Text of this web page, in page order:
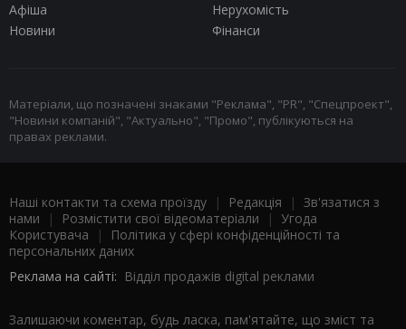
Афіша
Нерухомість
Новини
Фінанси
Матеріали, що позначені знаками "Реклама", "PR", "Спецпроект",
"Новини компаній", "Актуально", "Промо", публікуються на
правах реклами.
Наші контакти та схема проїзду | Редакція | Зв'язатися з
нами | Розмістити свої відеоматеріали | Угода
Користувача |
Політика у сфері конфіденційності та
персональних даних
Реклама на сайті: Відділ продажів digital реклами
Залишаючи коментар, будь ласка, пам'ятайте, що зміст та